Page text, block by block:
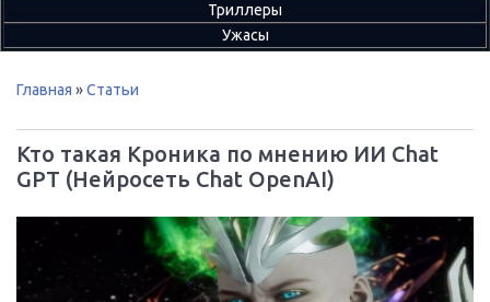
Триллеры
Ужасы
Главная »Статьи
Кто такая Кроника по мнению ИИ Chat
GPT (Нейросеть Chat OpenAI)